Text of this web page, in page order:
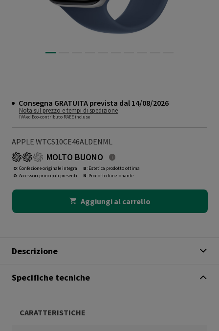
Consegna GRATUITA prevista dal 14/08/2026
Nota sul prezzo e tempi di spedizione
IVA ed Eco-contributo RAEE incluse
APPLE WTCS10CE46ALDENML
MOLTO BUONO
O: Confezione originale integra
O: Accessori principali presenti
B: Estetica prodotto ottima
N: Prodotto funzionante
Aggiungi al carrello
Descrizione
Specifiche tecniche
CARATTERISTICHE